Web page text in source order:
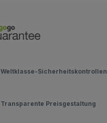
Weltklasse-Sicherheitskontrollen
Transparente Preisgestaltung